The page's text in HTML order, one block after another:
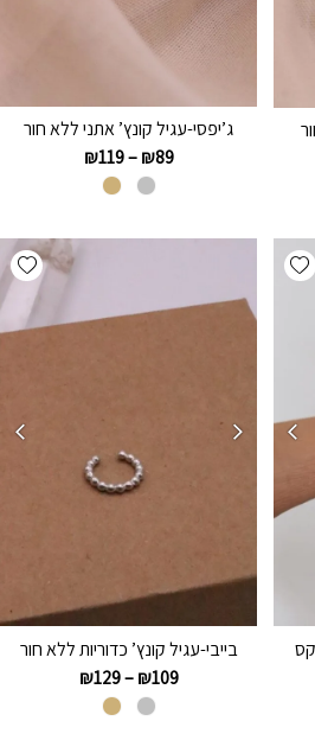
ג’יפסי-עגיל קונץ’ אתני ללא חור
₪89
–
₪119
Add wishlist
בייבי-עגיל קונץ’ כדוריות ללא חור
₪109
–
₪129